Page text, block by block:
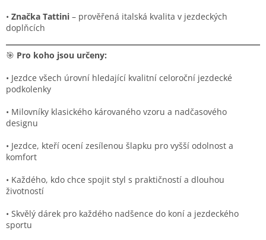
• Značka Tattini – prověřená italská kvalita v jezdeckých
doplňcích
🎯 Pro koho jsou určeny:
• Jezdce všech úrovní hledající kvalitní celoroční jezdecké
podkolenky
• Milovníky klasického károvaného vzoru a nadčasového
designu
• Jezdce, kteří ocení zesílenou šlapku pro vyšší odolnost a
komfort
• Každého, kdo chce spojit styl s praktičností a dlouhou
životností
• Skvělý dárek pro každého nadšence do koní a jezdeckého
sportu